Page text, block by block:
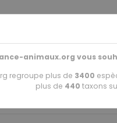
animaux.org vous
regroupe plus de 3400
plus de 440 taxons